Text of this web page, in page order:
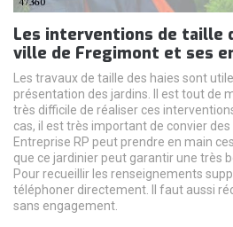
Les interventions de taille
ville de Fregimont et ses
Les travaux de taille des haies sont
présentation des jardins. Il est tout de
très difficile de réaliser ces
cas, il est très important de convier
Entreprise RP peut prendre en main
que ce jardinier peut garantir une très
Pour recueillir les renseignements
téléphoner directement. Il faut aussi
sans engagement.